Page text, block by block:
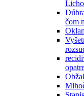
čom